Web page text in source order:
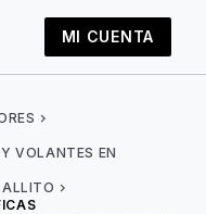
MI CUENTA
chevron_right
VOLANTES EN
chevron_right